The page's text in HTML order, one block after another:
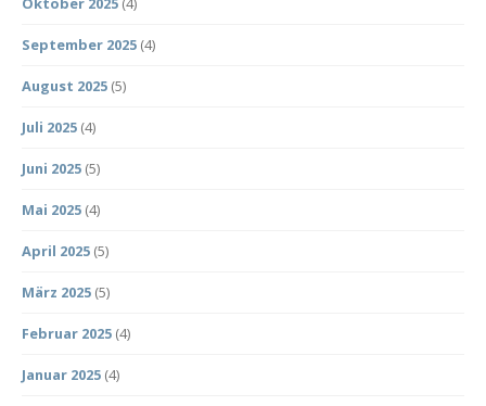
September 2025 (4)
August 2025 (5)
Juli 2025 (4)
Juni 2025 (5)
Mai 2025 (4)
April 2025 (5)
März 2025 (5)
Februar 2025 (4)
Januar 2025 (4)